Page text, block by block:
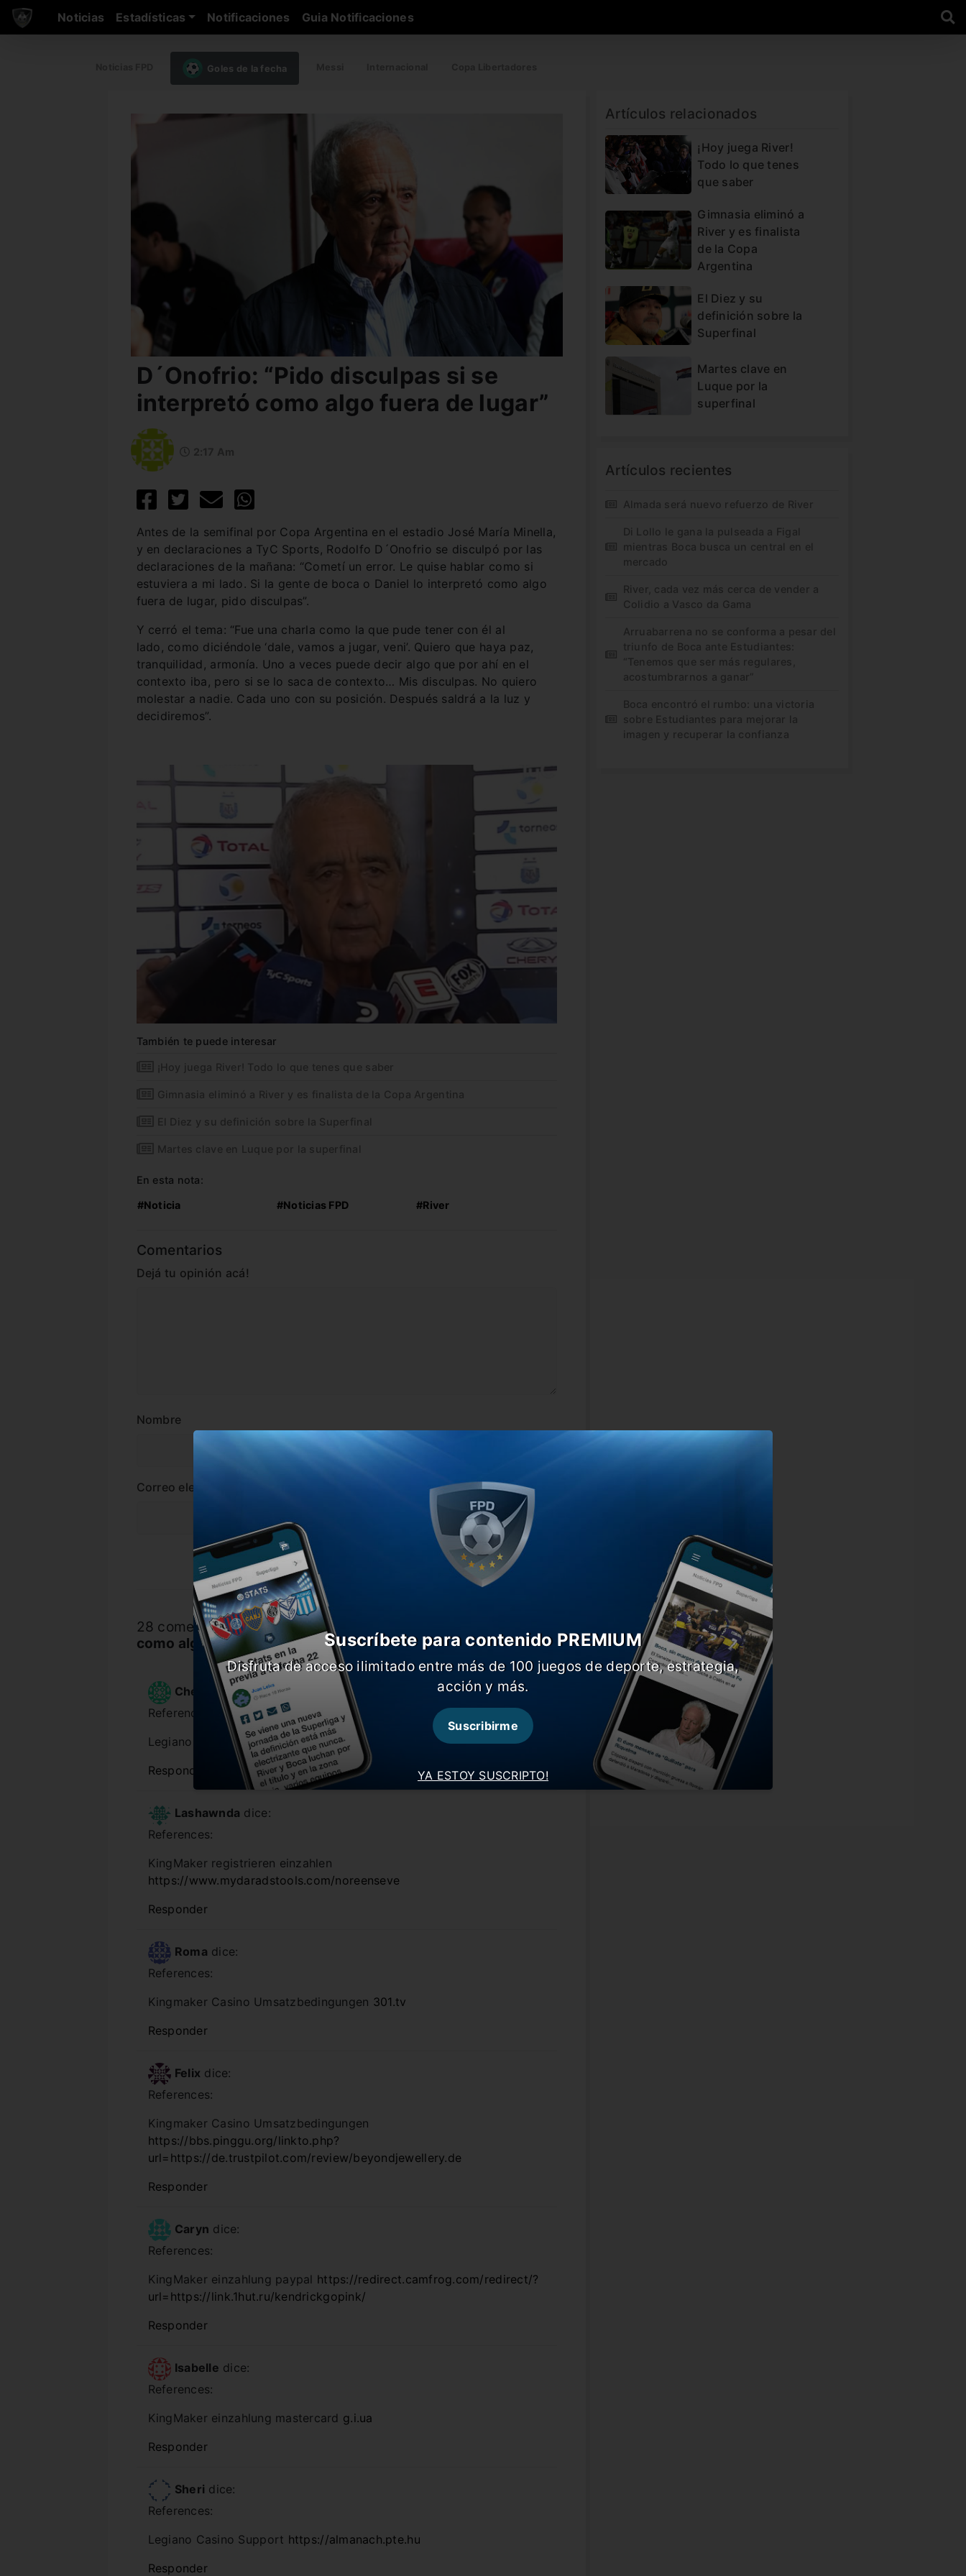
Noticias Estadísticas Notificaciones Guia Notificaciones
Goles de la fecha
D´Onofrio: “Pido disculpas si se
interpretó como algo fuera de lugar”
Antes de la semifinal por Copa Argentina en el estadio José María Minella,
y en declaraciones a TyC Sports, Rodolfo D´Onofrio se disculpó por las
declaraciones de la mañana: “Cometí un error. Le quise hablar como si
estuviera a mi lado. Si la gente de boca o Daniel lo interpretó como algo
fuera de lugar, pido disculpas”.
Y cerró el tema: “Fue una charla como la que pude tener con él al
lado, como diciéndole ‘dale, vamos a jugar, veni’. Quiero que haya paz,
tranquilidad, armonía. Uno a veces puede decir algo que por ahí en el
contexto iba, pero si se lo saca de contexto… Mis disculpas. No quiero
molestar a nadie. Cada uno con su posición. Después saldrá a la luz y
decidiremos”.
También te puede interesar
¡Hoy juega River! Todo lo que tenes que saber
Gimnasia eliminó a River y es finalista de la Copa Argentina
El Diez y su definición sobre la Superfinal
Martes clave en Luque por la superfinal
En esta nota:
#Noticia #Noticias FPD #River
Comentarios
Dejá tu opinión acá!
Nombre
Correo electrónico
28 comentarios “D´Onofrio: “Pido disculpas si se interpretó
como algo fuera de lugar”
Chelsea dice:
References:
Legiano Casino Downloadhttps://www.douban.com
Responder
Lashawnda dice:
References:
KingMaker registrieren einzahlen
https://www.mydaradstools.com/noreenseve
Responder
Roma dice:
References:
Kingmaker Casino Umsatzbedingungen 301.tv
Responder
Felix dice:
References:
Kingmaker Casino Umsatzbedingungen
https://bbs.pinggu.org/linkto.php?
url=https://de.trustpilot.com/review/beyondjewellery.de
Responder
Caryn dice:
References:
KingMaker einzahlung paypal https://redirect.camfrog.com/redirect/?
url=https://link.1hut.ru/kendrickgopink/
Responder
Isabelle dice:
References:
KingMaker einzahlung mastercard g.i.ua
Responder
Sheri dice:
References:
Legiano Casino Support https://almanach.pte.hu
Responder
Artículos relacionados
¡Hoy juega River!
Todo lo que tenes
que saber
Gimnasia eliminó a
River y es finalista
de la Copa
Argentina
El Diez y su
definición sobre la
Superfinal
Martes clave en
Luque por la
superfinal
Artículos recientes
Almada será nuevo refuerzo de River
Di Lollo le gana la pulseada a Figal
mientras Boca busca un central en el
mercado
River, cada vez más cerca de vender a
Colidio a Vasco da Gama
Arruabarrena no se conforma a pesar del
triunfo de Boca ante Estudiantes:
“Tenemos que ser más regulares,
acostumbrarnos a ganar”
Boca encontró el rumbo: una victoria
sobre Estudiantes para mejorar la
imagen y recuperar la confianza
YA ESTOY SUSCRIPTO!
Suscríbete para contenido PREMIUM
Disfruta de acceso ilimitado entre más de 100 juegos de deporte, estrategia,
acción y más.
Suscribirme